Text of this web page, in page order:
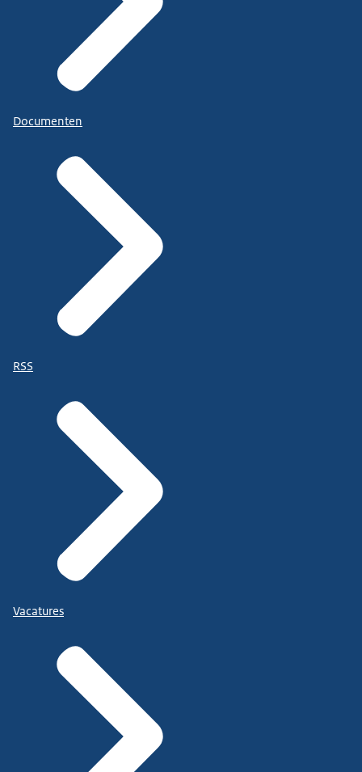
Documenten
RSS
Vacatures